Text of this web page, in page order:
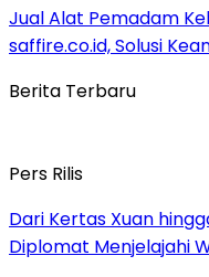
Jual Alat Pemadam
saffire.co.id, Solusi
Berita Terbaru
Pers Rilis
Dari Kertas Xuan
Diplomat Menjelajahi